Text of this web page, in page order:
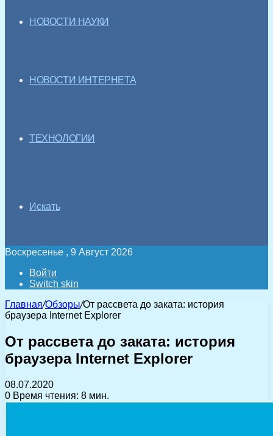
НОВОСТИ НАУКИ
НОВОСТИ ИНТЕРНЕТА
ТЕХНОЛОГИИ
Искать
Воскресенье , 9 Август 2026
Войти
Switch skin
Главная/Обзоры/От рассвета до заката: история
браузера Internet Explorer
От рассвета до заката: история
браузера Internet Explorer
08.07.2020
0 Время чтения: 8 мин.